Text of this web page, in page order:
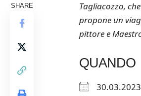
SHARE
Tagliacozzo,
propone un
pittore e
QUANDO